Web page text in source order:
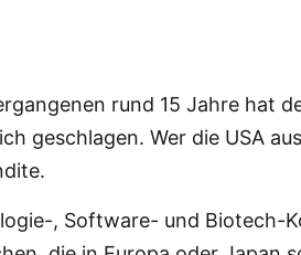
rund 15 Jahre hat
geschlagen. Wer die USA
, Software- und Biotech-